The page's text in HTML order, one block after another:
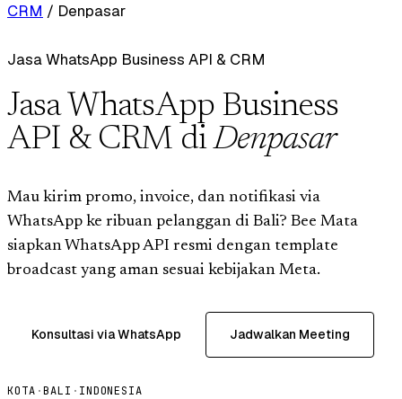
CRM / Denpasar
Jasa WhatsApp Business API & CRM
Jasa WhatsApp Business
API & CRM diDenpasar
Mau kirim promo, invoice, dan notifikasi via
WhatsApp ke ribuan pelanggan di Bali? Bee Mata
siapkan WhatsApp API resmi dengan template
broadcast yang aman sesuai kebijakan Meta.
Konsultasi via WhatsApp Jadwalkan Meeting
KOTA ·BALI · INDONESIA